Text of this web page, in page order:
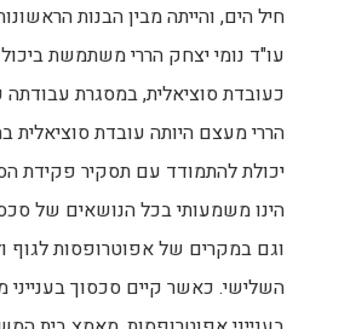
חיל הים, והייתה מבין הבנות
עו"ד נומי יצחק הררי משתמשת
כעובדת סוציאלית, במסגרת עבודתה
הררי מעצם היותה עובדת
יכולת להתמודד עם תסקיר פקידת
הינו משמעותי בכל הנושאים של
וגם במקרים של אפוטרופסות לגוף
השלישי. כאשר קיים סכסוך